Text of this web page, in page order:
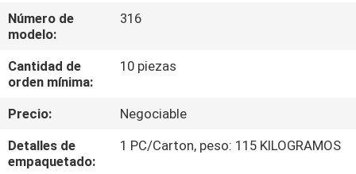
LA
FÁBRICA
CONTROL
CALIDAD
Número de
modelo:
316
Cantidad de
orden mínima:
10 piezas
Precio:
Negociable
Detalles de
empaquetado:
1 PC/Carton, peso: 115 KILOGRAMOS